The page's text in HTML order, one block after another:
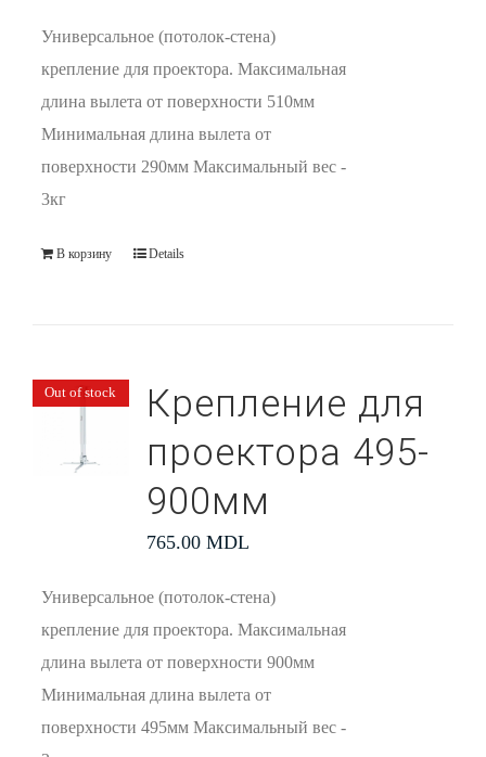
Универсальное (потолок-стена)
крепление для проектора. Максимальная
длина вылета от поверхности 510мм
Минимальная длина вылета от
поверхности 290мм Максимальный вес -
3кг
В корзину Details
Out of stock
Крепление для
проектора 495-
900мм
765.00 MDL
Универсальное (потолок-стена)
крепление для проектора. Максимальная
длина вылета от поверхности 900мм
Минимальная длина вылета от
поверхности 495мм Максимальный вес -